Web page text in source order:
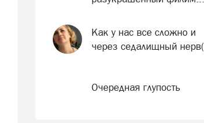
Как у нас все сложно и
через седалищный нерв(
Очередная глупость